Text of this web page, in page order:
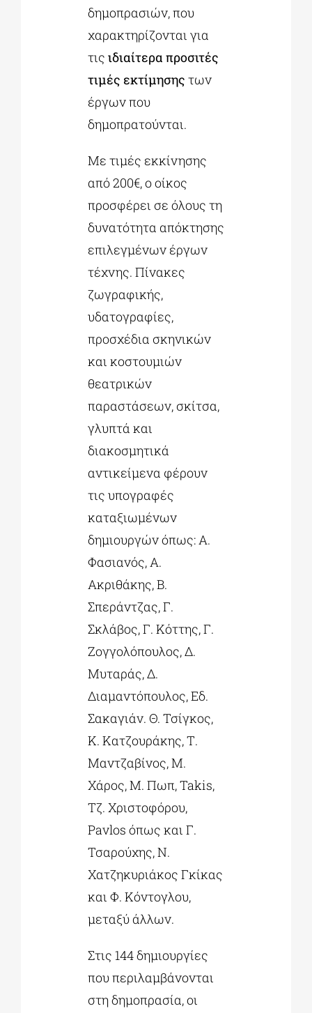
δημοπρασιών, που
χαρακτηρίζονται για
τις ιδιαίτερα προσιτές
τιμές εκτίμησης των
έργων που
δημοπρατούνται.
Με τιμές εκκίνησης
από 200€, ο οίκος
προσφέρει σε όλους τη
δυνατότητα απόκτησης
επιλεγμένων έργων
τέχνης. Πίνακες
ζωγραφικής,
υδατογραφίες,
προσχέδια σκηνικών
και κοστουμιών
θεατρικών
παραστάσεων, σκίτσα,
γλυπτά και
διακοσμητικά
αντικείμενα φέρουν
τις υπογραφές
καταξιωμένων
δημιουργών όπως: Α.
Φασιανός, Α.
Ακριθάκης, Β.
Σπεράντζας, Γ.
Σκλάβος, Γ. Κόττης, Γ.
Ζογγολόπουλος, Δ.
Μυταράς, Δ.
Διαμαντόπουλος, Εδ.
Σακαγιάν. Θ. Τσίγκος,
Κ. Κατζουράκης, Τ.
Μαντζαβίνος, Μ.
Χάρος, Μ. Πωπ, Takis,
Τζ. Χριστοφόρου,
Pavlos όπως και Γ.
Τσαρούχης, Ν.
Χατζηκυριάκος Γκίκας
και Φ. Κόντογλου,
μεταξύ άλλων.
Στις 144 δημιουργίες
που περιλαμβάνονται
στη δημοπρασία, οι